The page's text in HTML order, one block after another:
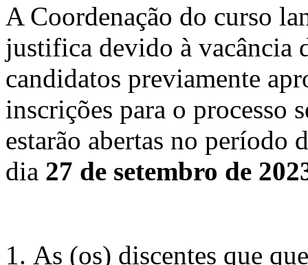
A Coordenação do curso
justifica devido à vacância
candidatos previamente
inscrições para o processo
estarão abertas no período
dia 27 de setembro de
As (os) discentes que